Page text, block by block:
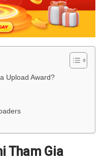
Upload Award?
Tham Gia